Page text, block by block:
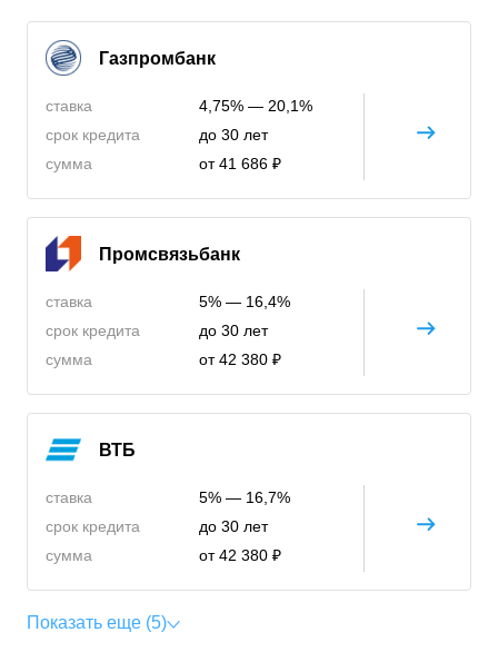
Газпромбанк
ставка
срок кредита
сумма
4,75% — 20,1%
до 30 лет
от 41 686 ₽
Промсвязьбанк
ставка
срок кредита
сумма
5% — 16,4%
до 30 лет
от 42 380 ₽
ВТБ
ставка
срок кредита
сумма
5% — 16,7%
до 30 лет
от 42 380 ₽
Показать еще (5)